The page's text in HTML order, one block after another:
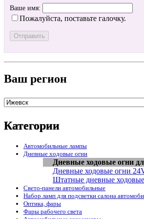
Ваше имя:
Пожалуйста, поставьте галочку.
Ваш регион
Категории
Автомобильные лампы
Дневные ходовые огни
Дневные ходовые огни
Дневные ходовые огни
Штатные дневные
Свето-панели автомобильные
Набор ламп для подсветки салона
Оптика, фары
Фары рабочего света